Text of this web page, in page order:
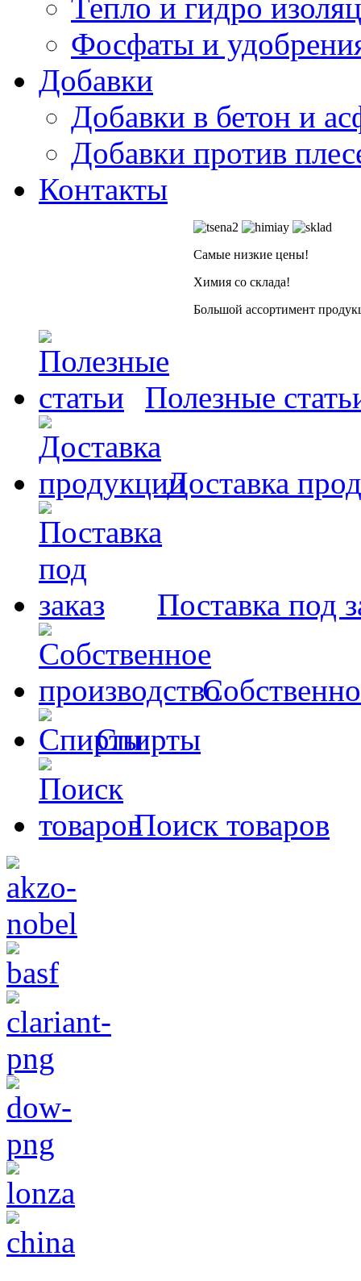
Тепло и гидро
Фосфаты и
Добавки
Добавки в бетон и
Добавки против
Контакты
Самые низкие цены!
Химия со склада!
Большой ассортимент
Полезные
Доставка
Поставка под
Спирты
Поиск товаров